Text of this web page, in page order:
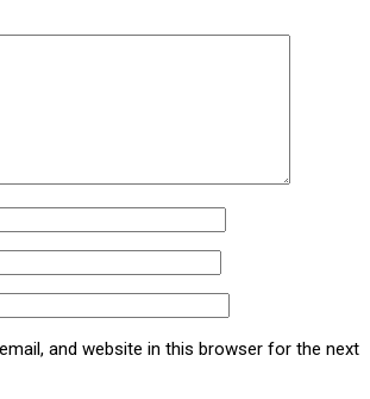
and website in this browser for the next